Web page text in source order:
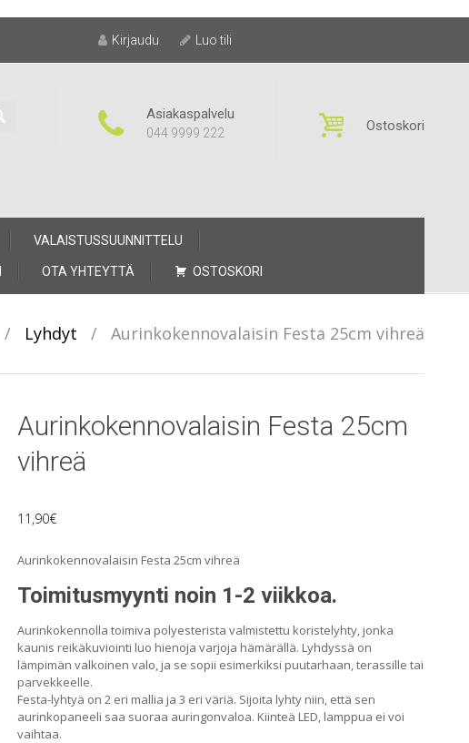
Kirjaudu Luo tili
Asiakaspalvelu
044 9999 222 Ostoskori
VALAISTUSSUUNNITTELU
OTA YHTEYTTÄ OSTOSKORI
/ Lyhdyt / Aurinkokennovalaisin Festa 25cm vihreä
Aurinkokennovalaisin Festa 25cm
vihreä
11,90€
Aurinkokennovalaisin Festa 25cm vihreä
Toimitusmyynti noin 1-2 viikkoa.
Aurinkokennolla toimiva polyesterista valmistettu koristelyhty, jonka
kaunis reikäkuviointi luo hienoja varjoja hämärällä. Lyhdyssä on
lämpimän valkoinen valo, ja se sopii esimerkiksi puutarhaan, terassille tai
parvekkeelle.
Festa-lyhtyä on 2 eri mallia ja 3 eri väriä. Sijoita lyhty niin, että sen
aurinkopaneeli saa suoraa auringonvaloa. Kiinteä LED, lamppua ei voi
vaihtaa.